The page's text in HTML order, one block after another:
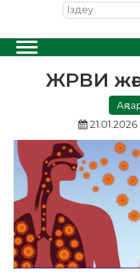
ЖРВИ
21.01.2026